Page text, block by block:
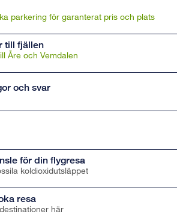
parkering för garanterat pris och plats
till fjällen
Åre och Vemdalen
och svar
för din flygresa
koldioxidutsläppet
resa
här